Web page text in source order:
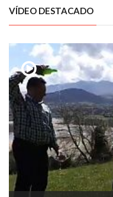
VÍDEO DESTACADO